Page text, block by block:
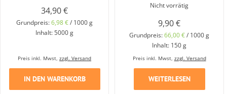
34,90€
Grundpreis:6,98€/ 1000g
Inhalt: 5000g
Preis inkl. Mwst,zzgl. Versand
IN DEN WARENKORB
Nicht vorrätig
9,90€
Grundpreis:66,00€/ 1000g
Inhalt: 150g
Preis inkl. Mwst, zzgl. Versand
WEITERLESEN